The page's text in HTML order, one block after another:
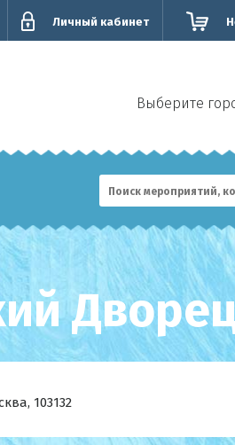
Личный кабинет
Выберите
103132